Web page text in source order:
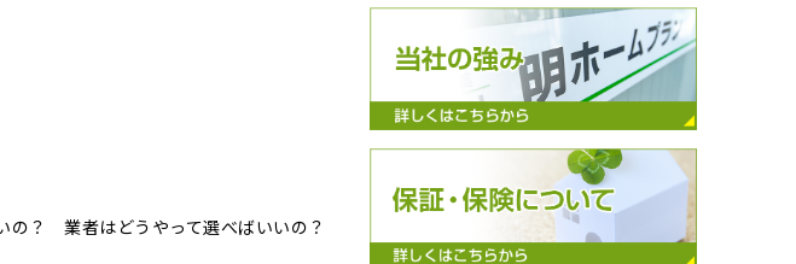
？ 業者はどうやって選べばいいの？